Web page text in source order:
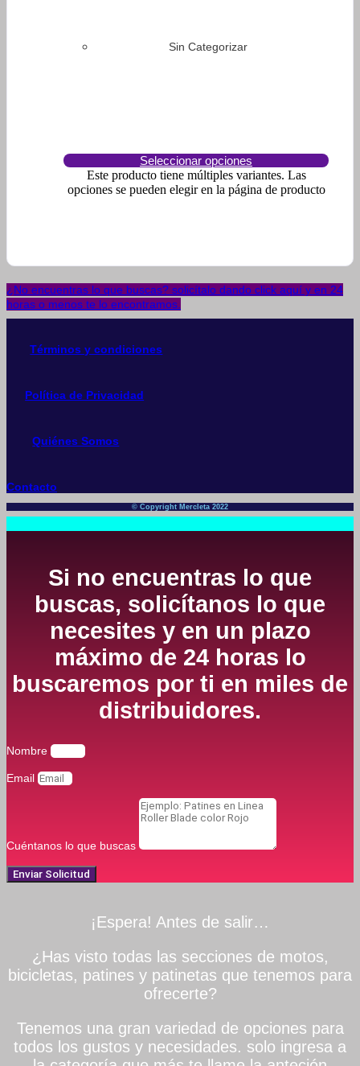
Sin Categorizar
Seleccionar opciones
Este producto tiene múltiples variantes. Las
opciones se pueden elegir en la página de producto
¿No encuentras lo que buscas? solicítalo dando click aquí y en 24
horas o menos te lo encontramos.
Términos y condiciones
Política de Privacidad
Quiénes Somos
Contacto
© Copyright Mercleta 2022
Si no encuentras lo que
buscas, solicítanos lo que
necesites y en un plazo
máximo de 24 horas lo
buscaremos por ti en miles de
distribuidores.
Nombre
Email
Cuéntanos lo que buscas
Enviar Solicitud
¡Espera! Antes de salir…
¿Has visto todas las secciones de motos,
bicicletas, patines y patinetas que tenemos para
ofrecerte?
Tenemos una gran variedad de opciones para
todos los gustos y necesidades. solo ingresa a